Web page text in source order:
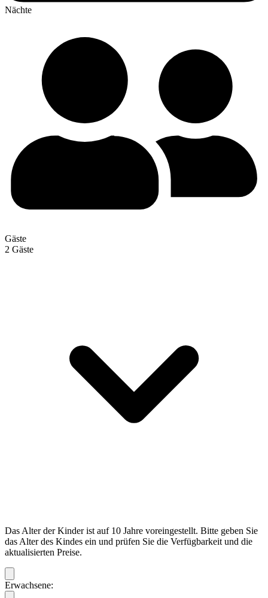
Nächte
Gäste
2 Gäste
Das Alter der Kinder ist auf 10 Jahre voreingestellt. Bitte geben Sie
das Alter des Kindes ein und prüfen Sie die Verfügbarkeit und die
aktualisierten Preise.
Erwachsene: